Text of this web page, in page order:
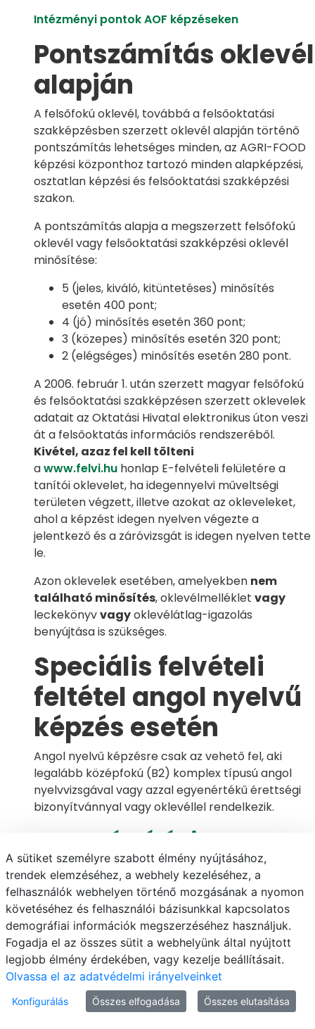
Intézményi pontok AOF képzéseken
Pontszámítás oklevél
alapján
A felsőfokú oklevél, továbbá a felsőoktatási
szakképzésben szerzett oklevél alapján történő
pontszámítás lehetséges minden, az AGRI-FOOD
képzési központhoz tartozó minden alapképzési,
osztatlan képzési és felsőoktatási szakképzési
szakon.
A pontszámítás alapja a megszerzett felsőfokú
oklevél vagy felsőoktatási szakképzési oklevél
minősítése:
5 (jeles, kiváló, kitüntetéses) minősítés
esetén 400 pont;
4 (jó) minősítés esetén 360 pont;
3 (közepes) minősítés esetén 320 pont;
2 (elégséges) minősítés esetén 280 pont.
A 2006. február 1. után szerzett magyar felsőfokú
és felsőoktatási szakképzésen szerzett oklevelek
adatait az Oktatási Hivatal elektronikus úton veszi
át a felsőoktatás információs rendszeréből.
Kivétel, azaz fel kell tölteni
awww.felvi.hu honlap E-felvételi felületére a
tanítói oklevelet, ha idegennyelvi műveltségi
területen végzett, illetve azokat az okleveleket,
ahol a képzést idegen nyelven végezte a
jelentkező és a záróvizsgát is idegen nyelven tette
le.
Azon oklevelek esetében, amelyekben nem
található minősítés, oklevélmelléklet vagy
leckekönyvvagyoklevélátlag-igazolás
benyújtása is szükséges.
Speciális felvételi
feltétel angol nyelvű
képzés esetén
Angol nyelvű képzésre csak az vehető fel, aki
legalább középfokú (B2) komplex típusú angol
nyelvvizsgával vagy azzal egyenértékű érettségi
bizonyítvánnyal vagy oklevéllel rendelkezik.
Pontszámítási
módszerek
Specializációkkal
kapcsolatos
információk
Juttatások, ösztöndíjak
és önköltségi díj
A sütiket személyre szabott élmény nyújtásához,
trendek elemzéséhez, a webhely kezeléséhez, a
felhasználók webhelyen történő mozgásának a nyomon
követéséhez és felhasználói bázisunkkal kapcsolatos
demográfiai információk megszerzéséhez használjuk.
Fogadja el az összes sütit a webhelyünk által nyújtott
legjobb élmény érdekében, vagy kezelje beállításait.
Olvassa el az adatvédelmi irányelveinket
Konfigurálás Összes elfogadása Összes elutasítása